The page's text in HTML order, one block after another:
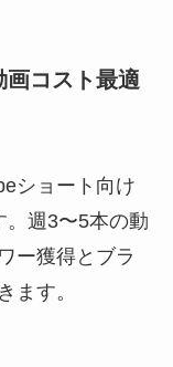
コスト最適
ショート向け
。週3〜5本の動
ー獲得とブラ
ます。